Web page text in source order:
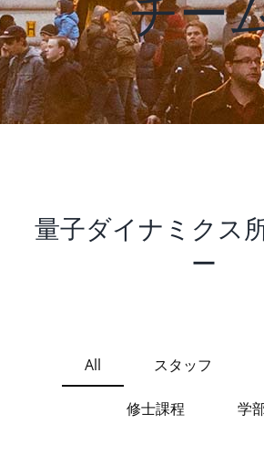
チー
量子ダイナミクス
ー
All スタッフ
修士課程 学